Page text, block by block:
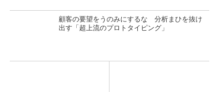
顧客の要望をうのみにするな 分析まひを抜け
出す「超上流のプロトタイピング」